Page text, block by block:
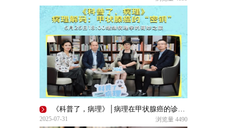
《科普了，病理》│病理在甲状腺癌的诊断中有何作用？
2025-07-31 浏览量 4490